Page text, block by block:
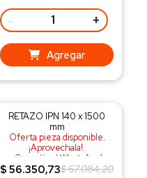
- +
Agregar
RETAZO IPN 140 x 1500
mm
Oferta pieza disponible.
¡Aprovechala!.
¡Consulta al WhatsApp!
$ 56.350,73$ 67.084,20